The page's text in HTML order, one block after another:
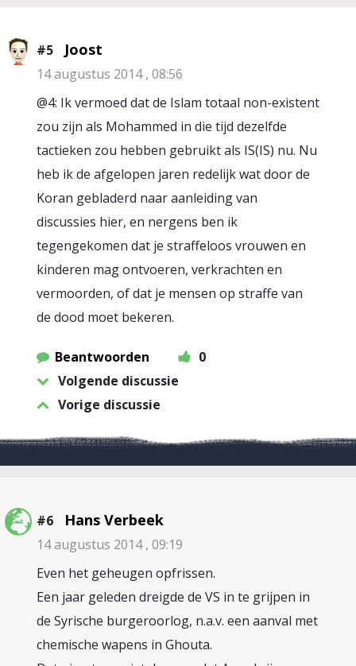
#5 Joost
14 augustus 2014 , 08:56
@4: Ik vermoed dat de Islam totaal non-existent
zou zijn als Mohammed in die tijd dezelfde
tactieken zou hebben gebruikt als IS(IS) nu. Nu
heb ik de afgelopen jaren redelijk wat door de
Koran gebladerd naar aanleiding van
discussies hier, en nergens ben ik
tegengekomen dat je straffeloos vrouwen en
kinderen mag ontvoeren, verkrachten en
vermoorden, of dat je mensen op straffe van
de dood moet bekeren.
Beantwoorden
0
Volgende discussie
Vorige discussie
#6 Hans Verbeek
14 augustus 2014 , 09:19
Even het geheugen opfrissen.
Een jaar geleden dreigde de VS in te grijpen in
de Syrische burgeroorlog, n.a.v. een aanval met
chemische wapens in Ghouta.